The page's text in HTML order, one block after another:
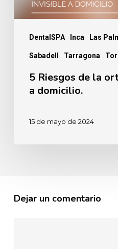
DentalSPA Inca Las
Sabadell Tarragona
domicilio.
5 Riesgos de la
a domicilio.
15 de mayo de 2024
Dejar un comentario